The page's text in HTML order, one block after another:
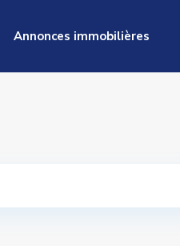
Annonces immobilières